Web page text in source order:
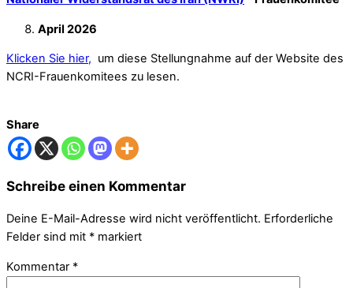
April 2026
Klicken Sie hier, um diese Stellungnahme auf der Website des
NCRI-Frauenkomitees zu lesen.
Share
Schreibe einen Kommentar
Deine E-Mail-Adresse wird nicht veröffentlicht. Erforderliche
Felder sind mit * markiert
Kommentar *